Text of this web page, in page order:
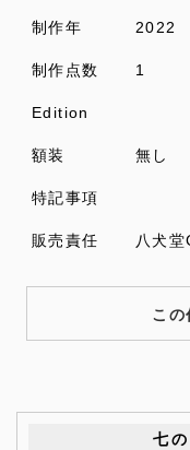
制作年 2022
制作点数 1
Edition
額装 無し
特記事項
販売責任 八犬
この
七